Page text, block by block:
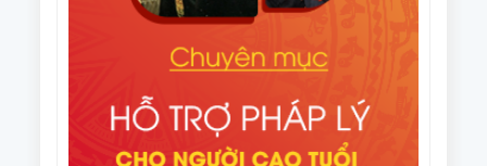
người cao tuổi chung tay ủng hộ nhân dân Cuba
Văn bản số 226/CV-HNCT ngày 06/8/2025 của Ban
Thường vụ Trung ương Hội NCT Việt Nam về việc
liên thế hệ tự giúp nhau đến năm 2035.
Quyết định số 1648/QĐ-TTg ngày 06/8/2025 của
Thủ tướng Chính phủ Phê duyệt Đề án nhân rộng
câu lạc bộ liên thế hệ tự giúp nhau đến năm 2035
Văn bản số 215/CV-HNCT/BCS ngày 31/7/2025 của